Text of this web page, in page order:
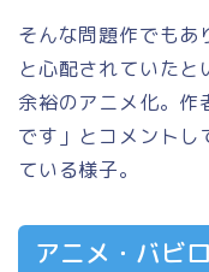
そんな問題作でもあ
と心配されていたと
余裕のアニメ化。作
です」とコメントし
ている様子。
アニメ・バビ